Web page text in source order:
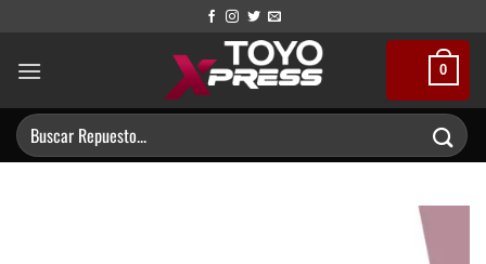
contenido
0
Buscar
por: